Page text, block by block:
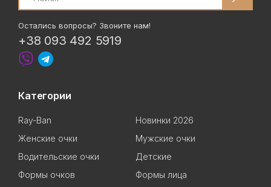
Остались вопросы? Звоните нам!
+38 093 492 5919
Категории
Ray-Ban
Новинки 2026
Женские очки
Мужские очки
Водительские очки
Детские
Формы очков
Формы лица